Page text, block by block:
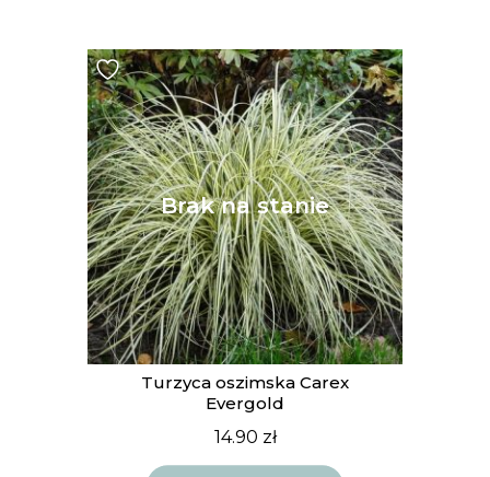
Turzyca oszimska Carex
Evergold
14.90 zł